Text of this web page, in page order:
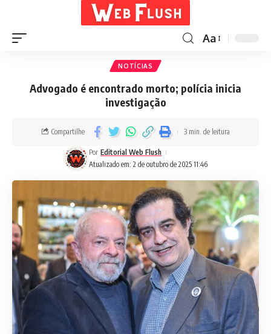
Aa
NOTÍCIAS
Advogado é encontrado morto; polícia inicia
investigação
Atualizado em: 2 de outubro de 2025 11:46
Por Editorial Web Flush
Compartilhe 3 min. de leitura